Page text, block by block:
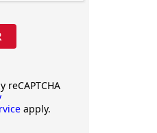
reCAPTCHA
apply.